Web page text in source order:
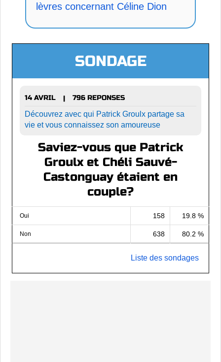
lèvres concernant Céline Dion
SONDAGE
14 AVRIL |
796 REPONSES
Découvrez avec qui Patrick Groulx partage sa
vie et vous connaissez son amoureuse
Saviez-vous que Patrick
Groulx et Chéli Sauvé-
Castonguay étaient en
couple?
Oui 158 19.8 %
Non 638 80.2 %
Liste des sondages